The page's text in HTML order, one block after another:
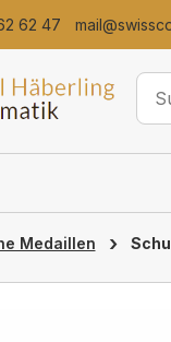
62 47
Medaillen ›